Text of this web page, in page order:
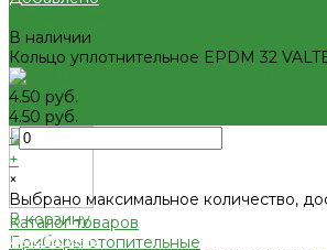
Условия доставки
Вопрос - ответ
Бренды
Партнерство
Контакты
Каталог товаров
Приборы отопительные
В наличии
Кольцо уплотнительное EPDM 32
4.50 руб.
4.50 руб.
-
+
×
Выбрано максимальное количество,
В корзину
Добавлено